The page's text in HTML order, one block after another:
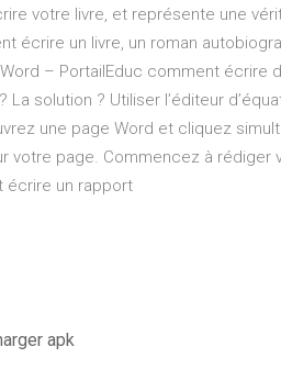
votre livre, et représente une
écrire un livre, un roman
– PortailEduc comment écrire
solution ? Utiliser l’éditeur
une page Word et cliquez
votre page. Commencez à rédiger
écrire un rapport
apk